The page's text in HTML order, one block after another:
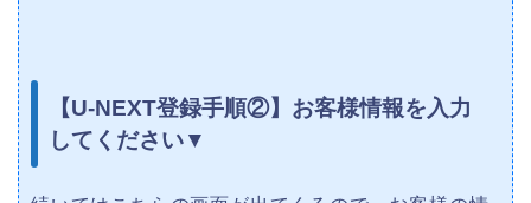
【U-NEXT登録手順②】お客様情報を入力
してください▼